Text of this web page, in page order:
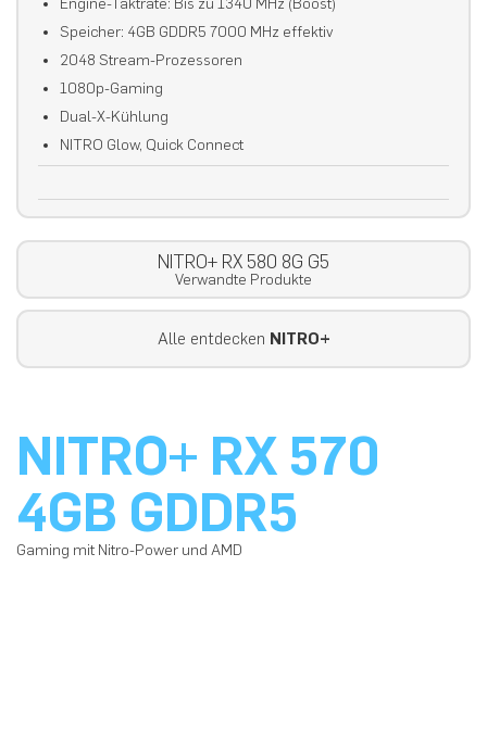
Engine-Taktrate: Bis zu 1340 MHz (Boost)
Speicher: 4GB GDDR5 7000 MHz effektiv
2048 Stream-Prozessoren
1080p-Gaming
Dual-X-Kühlung
NITRO Glow, Quick Connect
NITRO+ RX 580 8G G5
Verwandte Produkte
Alle entdecken NITRO+
NITRO+ RX 570
4GB GDDR5
Gaming mit Nitro-Power und AMD